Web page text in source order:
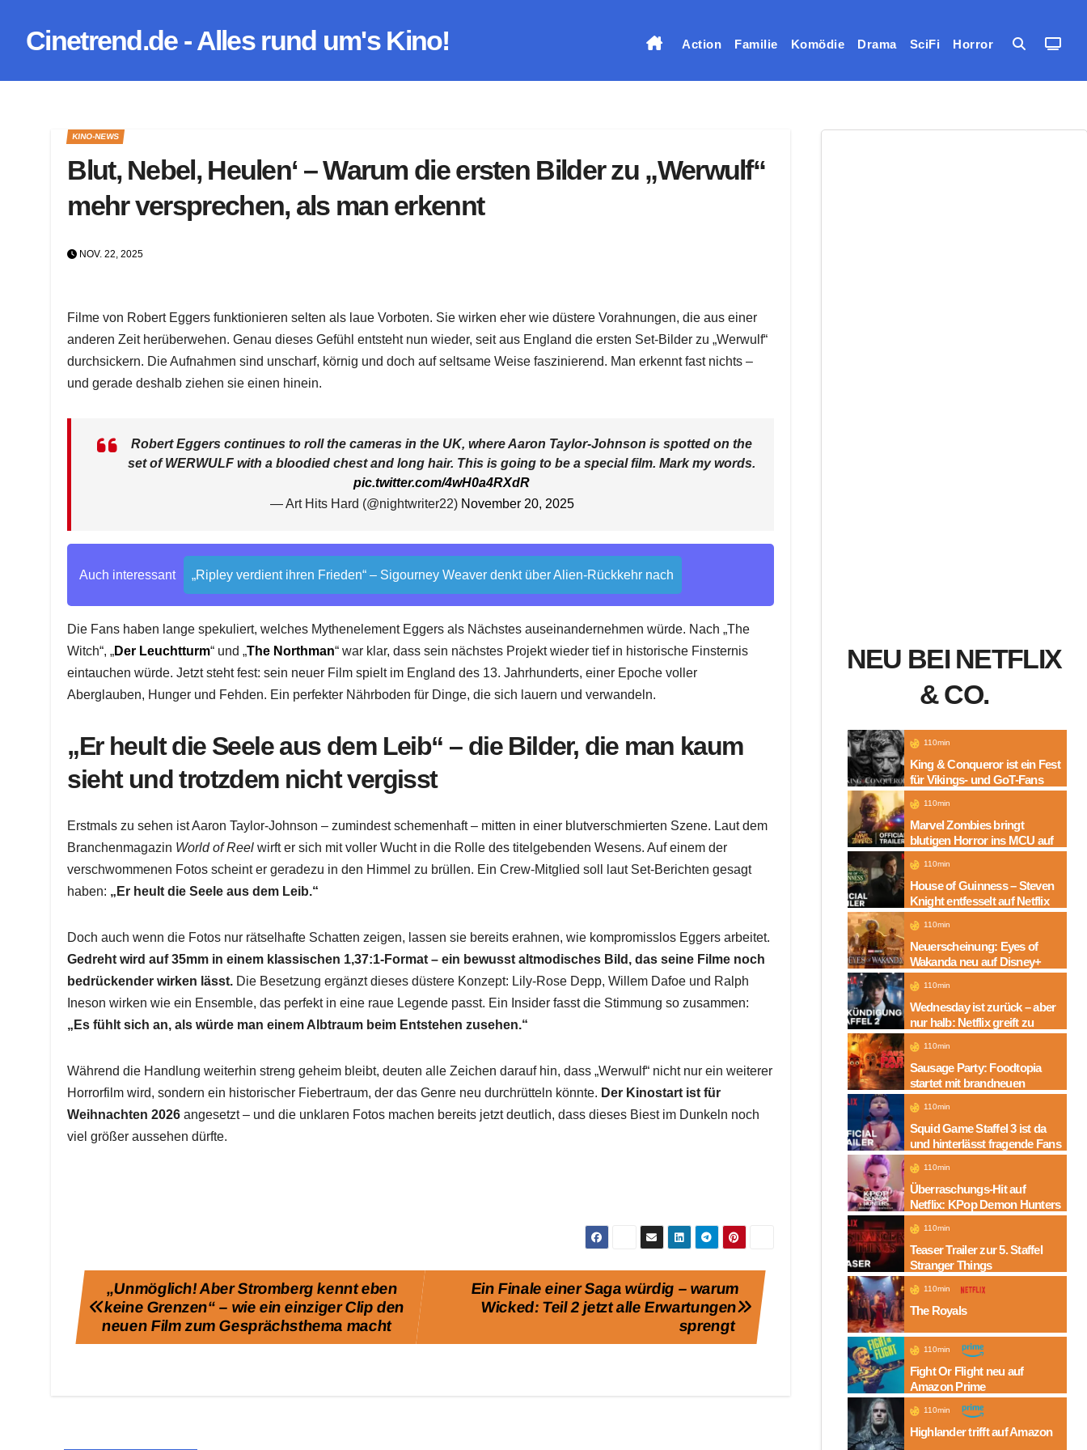
InhaltCinetrend.de - Alles rund um's Kino! Action Familie Komödie Drama SciFi Horror
KINO-NEWS
Blut, Nebel, Heulen‘ – Warum die ersten Bilder zu „Werwulf“
mehr versprechen, als man erkennt
NOV. 22, 2025
Filme von Robert Eggers funktionieren selten als laue Vorboten. Sie wirken eher wie düstere Vorahnungen, die aus einer
anderen Zeit herüberwehen. Genau dieses Gefühl entsteht nun wieder, seit aus England die ersten Set-Bilder zu „Werwulf“
durchsickern. Die Aufnahmen sind unscharf, körnig und doch auf seltsame Weise faszinierend. Man erkennt fast nichts –
und gerade deshalb ziehen sie einen hinein.
Robert Eggers continues to roll the cameras in the UK, where Aaron Taylor-Johnson is spotted on the
set of WERWULF with a bloodied chest and long hair. This is going to be a special film. Mark my words.
pic.twitter.com/4wH0a4RXdR
— Art Hits Hard (@nightwriter22) November 20, 2025
Auch interessant „Ripley verdient ihren Frieden“ – Sigourney Weaver denkt über Alien-Rückkehr nach
Die Fans haben lange spekuliert, welches Mythenelement Eggers als Nächstes auseinandernehmen würde. Nach „The
Witch“, „Der Leuchtturm“ und „The Northman“ war klar, dass sein nächstes Projekt wieder tief in historische Finsternis
eintauchen würde. Jetzt steht fest: sein neuer Film spielt im England des 13. Jahrhunderts, einer Epoche voller
Aberglauben, Hunger und Fehden. Ein perfekter Nährboden für Dinge, die sich lauern und verwandeln.
„Er heult die Seele aus dem Leib“ – die Bilder, die man kaum
sieht und trotzdem nicht vergisst
Erstmals zu sehen ist Aaron Taylor-Johnson – zumindest schemenhaft – mitten in einer blutverschmierten Szene. Laut dem
Branchenmagazin World of Reel wirft er sich mit voller Wucht in die Rolle des titelgebenden Wesens. Auf einem der
verschwommenen Fotos scheint er geradezu in den Himmel zu brüllen. Ein Crew-Mitglied soll laut Set-Berichten gesagt
haben: „Er heult die Seele aus dem Leib.“
Doch auch wenn die Fotos nur rätselhafte Schatten zeigen, lassen sie bereits erahnen, wie kompromisslos Eggers arbeitet.
Gedreht wird auf 35mm in einem klassischen 1,37:1-Format – ein bewusst altmodisches Bild, das seine Filme noch
bedrückender wirken lässt. Die Besetzung ergänzt dieses düstere Konzept: Lily-Rose Depp, Willem Dafoe und Ralph
Ineson wirken wie ein Ensemble, das perfekt in eine raue Legende passt. Ein Insider fasst die Stimmung so zusammen:
„Es fühlt sich an, als würde man einem Albtraum beim Entstehen zusehen.“
Während die Handlung weiterhin streng geheim bleibt, deuten alle Zeichen darauf hin, dass „Werwulf“ nicht nur ein weiterer
Horrorfilm wird, sondern ein historischer Fiebertraum, der das Genre neu durchrütteln könnte. Der Kinostart ist für
Weihnachten 2026angesetzt – und die unklaren Fotos machen bereits jetzt deutlich, dass dieses Biest im Dunkeln noch
viel größer aussehen dürfte.
Beitragsnavigation
Ein Finale einer Saga würdig – warum
Wicked: Teil 2 jetzt alle Erwartungen
sprengt
„Unmöglich! Aber Stromberg kennt eben
keine Grenzen“ – wie ein einziger Clip den
neuen Film zum Gesprächsthema macht
NEU BEI NETFLIX
& CO.
110min
King & Conqueror ist ein Fest
für Vikings- und GoT-Fans
110min
Marvel Zombies bringt
blutigen Horror ins MCU auf
Disney+
110min
House of Guinness – Steven
Knight entfesselt auf Netflix
die dunkle Seite einer
Legende
110min
Neuerscheinung: Eyes of
Wakanda neu auf Disney+
110min
Wednesday ist zurück – aber
nur halb: Netflix greift zu
neuem Serien-Trick
110min
Sausage Party: Foodtopia
startet mit brandneuen
Folgen auf Amazon
110min
Squid Game Staffel 3 ist da
und hinterlässt fragende Fans
110min
Überraschungs-Hit auf
Netflix: KPop Demon Hunters
110min
Teaser Trailer zur 5. Staffel
Stranger Things
110min
The Royals
110min
Fight Or Flight neu auf
Amazon Prime
110min
Highlander trifft auf Amazon